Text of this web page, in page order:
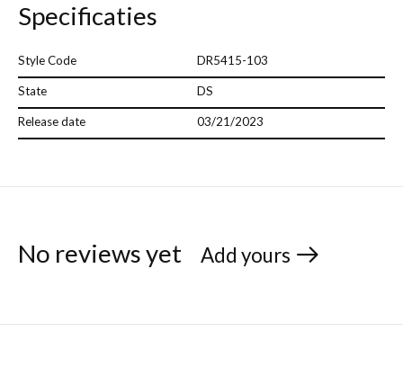
Specificaties
Style Code DR5415-103
State DS
Release date 03/21/2023
No reviews yet Add yours